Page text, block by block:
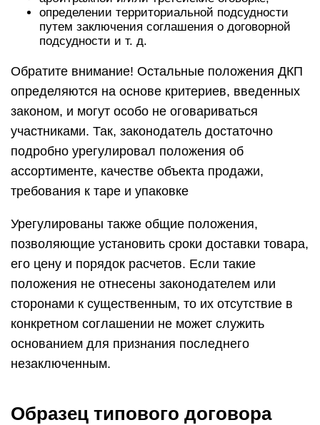
определении территориальной подсудности
путем заключения соглашения о договорной
подсудности и т. д.
Обратите внимание! Остальные положения ДКП
определяются на основе критериев, введенных
законом, и могут особо не оговариваться
участниками. Так, законодатель достаточно
подробно урегулировал положения об
ассортименте, качестве объекта продажи,
требования к таре и упаковке
Урегулированы также общие положения,
позволяющие установить сроки доставки товара,
его цену и порядок расчетов. Если такие
положения не отнесены законодателем или
сторонами к существенным, то их отсутствие в
конкретном соглашении не может служить
основанием для признания последнего
незаключенным.
Образец типового договора